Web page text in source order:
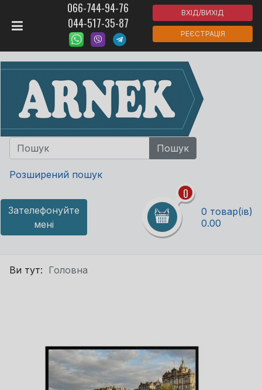
066-744-94-76
044-517-35-87
ВХІД/ВИХІД
РЕЄСТРАЦІЯ
Розширений пошук
Зателефонуйте
мені
0
0 товар(ів)
0.00
Ви тут: Головна